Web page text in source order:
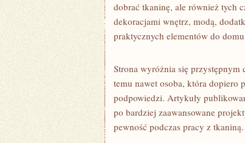
dobrać tkaninę, ale również tych
dekoracjami wnętrz, modą,
praktycznych elementów do
Strona wyróżnia się przystępnym
temu nawet osoba, która dopiero
podpowiedzi. Artykuły
po bardziej zaawansowane
pewność podczas pracy z tkaniną.